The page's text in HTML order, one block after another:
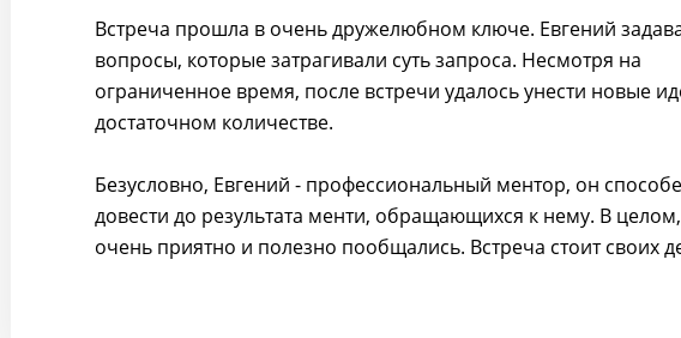
Встреча прошла в очень дружелюбном ключе. Евгений
вопросы, которые затрагивали суть запроса. Несмотря на
ограниченное время, после встречи удалось унести новые
достаточном количестве.
Безусловно, Евгений - профессиональный ментор, он
довести до результата менти, обращающихся к нему. В целом,
очень приятно и полезно пообщались. Встреча стоит своих